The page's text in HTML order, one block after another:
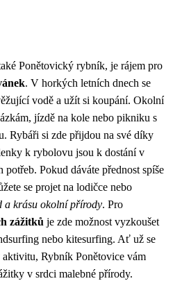
Ponětovický rybník, je rájem pro
. V horkých letních dnech se
vodě a užít si koupání. Okolní
jízdě na kole nebo pikniku s
Rybáři si zde přijdou na své díky
k rybolovu jsou k dostání v
Pokud dáváte přednost spíše
se projet na lodičce nebo
a krásu okolní přírody. Pro
zážitků je zde možnost vyzkoušet
nebo kitesurfing. Ať už se
Rybník Ponětovice vám
v srdci malebné přírody.